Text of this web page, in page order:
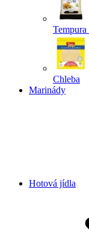
Tempura
Chleba
Marinády
Hotová jídla